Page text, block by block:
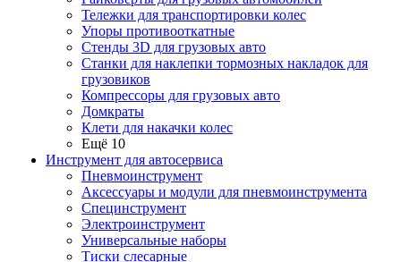
Тележки для транспортировки колес
Упоры противооткатные
Стенды 3D для грузовых авто
Станки для наклепки тормозных накладок для
грузовиков
Компрессоры для грузовых авто
Домкраты
Клети для накачки колес
Ещё 10
Инструмент для автосервиса
Пневмоинструмент
Аксессуары и модули для пневмоинструмента
Специнструмент
Электроинструмент
Универсальные наборы
Тиски слесарные